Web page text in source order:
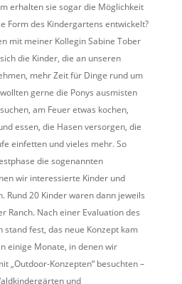
erhalten sie sogar die Möglichkeit
Form des Kindergartens entwickelt?
mit meiner Kollegin Sabine Tober
die Kinder, die an unseren
mehr Zeit für Dinge rund um
gerne die Ponys ausmisten
am Feuer etwas kochen,
essen, die Hasen versorgen, die
einfetten und vieles mehr. So
die sogenannten
wir interessierte Kinder und
Rund 20 Kinder waren dann jeweils
Ranch. Nach einer Evaluation des
fest, das neue Konzept kam
einige Monate, in denen wir
„Outdoor-Konzepten“ besuchten –
und